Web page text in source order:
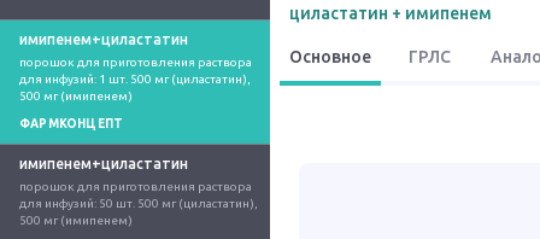
имипенем+циластатин
порошок для приготовления раствора
для инфузий: 1 шт. 500 мг (циластатин),
500 мг (имипенем)
ФАРМКОНЦЕПТ
имипенем+циластатин
порошок для приготовления раствора
для инфузий: 50 шт. 500 мг (циластатин),
500 мг (имипенем)
циластатин + имипенем
Основное ГРЛС